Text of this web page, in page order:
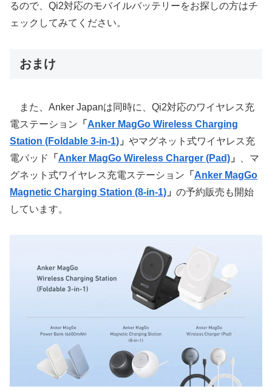
るので、Qi2対応のモバイルバッテリーをお探しの方はチ
ェックしてみてください。
おまけ
また、Anker Japanは同時に、Qi2対応のワイヤレス充
電ステーション 「 Anker MagGo Wireless Charging
Station (Foldable 3-in-1) 」 やマグネット式ワイヤレス充
電パッド
「 Anker MagGo Wireless Charger (Pad) 」
、マ
グネット式ワイヤレス充電ステーション 「 Anker MagGo
Magnetic Charging Station (8-in-1) 」 の予約販売も開始
しています。